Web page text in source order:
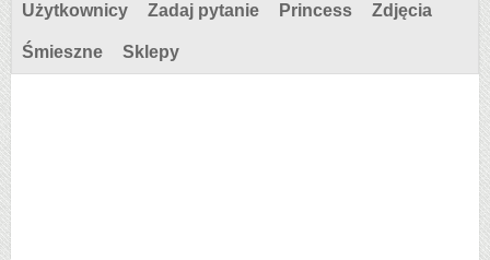
Użytkownicy Zadaj pytanie Princess Zdjęcia
Śmieszne Sklepy